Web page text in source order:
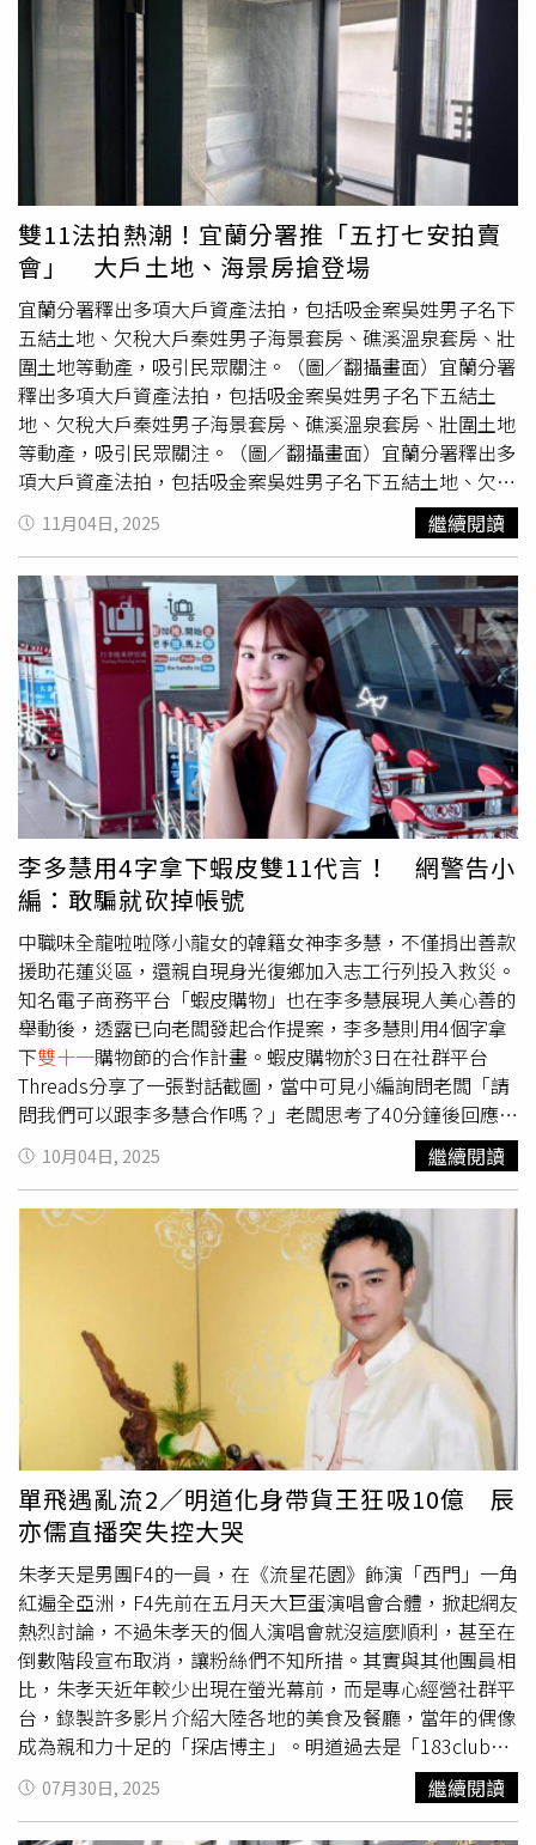
冬季味蕾搶先登機，抵達熱帶海島，開罐度假、不必請假。
當天氣陰鬱、派對聚會、就從手上的精品級氣泡飲開始，一
秒切換，將冷冽冬季轉換成熱帶度假模式。Maison Perrier
沛綠雅氣泡雞尾酒風味飲「鳳梨可樂達」，入口即知的法式
質感氣泡逸品，是秋冬派對裡的熱帶光芒，細緻氣泡綿密持
久，鳳梨酸甜佐以椰香尾韻，清新順口、繽紛暢快，堪稱年
末派對中成為最亮眼的社交節奏製造機，在各個歡聚時刻灑
下沙灘陽光，晶瑩氣泡撲上舌尖，無酒精、無負擔、超好
搭，與各式東方料理、西式餐點、甜點配搭無違和，為歲末
年終的節慶派對增添歡慶繽紛，為味蕾開闢隱世海岸食光。
「鳳梨可樂達」源自全世界最受歡迎的調酒之一，首波上市
即在全球掀起一波搶購熱潮，椰子與鳳梨與氣泡交織的熱帶
風味，入口輕盈不膩。（圖片提供／Maison Perrier沛綠
雅）為慶祝Maison Perrier「鳳梨可樂達」在台全新上市，
沛綠雅ilovewater 官網搶先開賣！限時推出「8 瓶體驗組」
搭配限定 雙十一官網折扣碼優惠，搶先體驗輕鬆入手，其他
實體、線上通路陸續上架販售Maison Perrier「鳳梨可樂
達」建議售價NT69元(250ml)，即日起於沛綠雅ilovewater
官方購物網，販售24瓶箱入組及8瓶體驗組，十一月中旬起
將於各大百貨超市以及線上通路：ＭＯＭＯ、PChome上架
販售。Maison Perrier 承襲法國百年氣泡水工藝，經典豐沛
氣泡口感與優雅品牌形象，致力於將優雅與創新注入日常飲
品中，從法國巴黎到你的手中，氣泡之間流動的是法式靈魂
及時尚態度，全新「鳳梨可樂達」不僅還原重現世界經典調
飲「Piña Colada」鳳梨可樂達的熱帶風味，更以輕盈低
卡、無酒精的形式，讓每一口都帶來放鬆與歡愉，將熱帶陽
光氣息封在絢麗氣泡中。持續為全球消費者打造兼具精緻與
創新的氣泡飲品體驗，在繁忙快節奏的城市之間，打開一瓶
Maison Perrier鳳梨可樂達，充滿放鬆歡愉的能量，讓生活
多一點閃耀，優雅也可以很有態度。
雙11法拍熱潮！宜蘭分署推「五打七安拍賣
會」 大戶土地、海景房搶登場
宜蘭分署釋出多項大戶資產法拍，包括吸金案吳姓男子名下
五結土地、欠稅大戶秦姓男子海景套房、礁溪溫泉套房、壯
圍土地等動產，吸引民眾關注。（圖／翻攝畫面）宜蘭分署
釋出多項大戶資產法拍，包括吸金案吳姓男子名下五結土
地、欠稅大戶秦姓男子海景套房、礁溪溫泉套房、壯圍土地
等動產，吸引民眾關注。（圖／翻攝畫面）宜蘭分署釋出多
項大戶資產法拍，包括吸金案吳姓男子名下五結土地、欠稅
大戶秦姓男子海景套房、礁溪溫泉套房、壯圍土地等動產，
吸引民眾關注。（圖／翻攝畫面）雙11購物節不只網購優惠
熱，連法拍市場也跟著搶攻話題！法務部行政執行署宜蘭分
署將於11日上午11時，在宜蘭市中山路二段261號舉辦「雙
十一 五打七安拍賣會」，釋出多項大戶資產，包括吸金案吳
姓男子名下五結土地、欠稅大戶秦姓男子海景套房、礁溪溫
泉套房、壯圍土地等動產，吸引民眾關注。宜蘭分署表示，
此次拍賣為貫徹行政院「五打七安」政策，強化執行「黑、
金、槍、毒、詐」及「治安、食安、道安、工安、校安、居
安、資安」等案件，展現落實執行決心。其中最受矚目的，
是位於礁溪市區、鄰近火車站與轉運站德陽村信義路上社區
的溫泉套房兩戶，欠繳房屋稅與勞健保費的邱姓屋主，將以
底價1009萬元合併拍賣，建物約23.45坪，平均每坪約43萬
元，套房無人使用、拍定即可入住。行銀目項股份有限公司
（原貽信開發建設）負責人吳男，因高利吸金不法獲利逾億
元遭判沒收，其名下五結新甲段9筆土地將以底價1700萬零
1元首拍。另吸金136億元的「鼎立集團」負責人秦男，欠
繳房屋稅191萬餘元，名下五結某觀海渡假村兩戶海景套房
將分別以205萬元與170萬元首拍，每坪約24萬、23萬元。
此外，因酒駕罰鍰14萬餘元未繳的林男，其名下壯圍鄉復興
段5筆土地將進行第二次拍賣；欠繳勞健保的何男、交通罰
款的李男，各1輛轎車也被列入拍賣案件。宜蘭分署當日也
將同步舉辦「法拍宜點靈」免費法拍教學暨反詐宣導活動，
民眾可上分署臉書或官網報名參加。現場不動產投標自上午
10時30分起受理、11時截止；通訊投標者須於拍賣日前一
日寄達宜蘭分署專用郵政信箱。詳細拍賣資訊可上宜蘭分署
官網（http：／／www.ily.moj.gov.tw）或法務部拍賣公告
系統（https：／／www.tpkonsale.moj.gov.tw）查詢。
11月04日, 2025 繼續閱讀
李多慧用4字拿下蝦皮雙11代言！ 網警告小
編：敢騙就砍掉帳號
中職味全龍啦啦隊小龍女的韓籍女神李多慧，不僅捐出善款
援助花蓮災區，還親自現身光復鄉加入志工行列投入救災。
知名電子商務平台「蝦皮購物」也在李多慧展現人美心善的
舉動後，透露已向老闆發起合作提案，李多慧則用4個字拿
下雙十一購物節的合作計畫。蝦皮購物於3日在社群平台
Threads分享了一張對話截圖，當中可見小編詢問老闆「請
問我們可以跟李多慧合作嗎？」老闆思考了40分鐘後回應：
「你去發脆啊，李多慧回你，我們雙11就找她！」於是小編
果斷在Threads上發文並寫道「命運交給李多慧了」。沒想
到僅過一小時，李多慧親自現身回應：「你是真假？」小編
激動回應「啊！！！！我是真」，並迅速告知老闆，對方也
批准此項計畫，讓小編直呼「信老闆還是信秦始皇，這次我
信老闆」。這篇貼文迅速在網路上掀起熱議，至今已突破
326萬次瀏覽。網友紛紛留言支持小編，甚至警告蝦皮不准
只是為了蹭流量，「要說到做到喔，欺騙多慧我們就發起刪
除蝦皮帳號運動 」、「不能騙多慧，不然抵制加一」、
「蝦皮如果只是蹭流量，我以後只用momo」、「沒請我就
把購物車的東西移到露天拍賣」、「他騙妳我們雙11就去
PC home」、「蝦皮你要是敢放多慧鴿子，我就停止使用你
們APP，並且砍掉帳號」、「多慧印證了『活該代言接不
完』」。另有人坦言「這應該是鋪梗的前置行銷宣傳，大檔
期的活動不太可能這麼晚還沒確認」，小編對此點讚，許多
網友也回應「行銷人認為能飄出去也是很謝天謝地了」、
「沒關係，我們就吃這一套宣傳手法」。蝦皮發文邀請李多
慧代言。（圖／翻攝自Threads@shopee_tw）
10月04日, 2025 繼續閱讀
單飛遇亂流2／明道化身帶貨王狂吸10億 辰
亦儒直播突失控大哭
朱孝天是男團F4的一員，在《流星花園》飾演「西門」一角
紅遍全亞洲，F4先前在五月天大巨蛋演唱會合體，掀起網友
熱烈討論，不過朱孝天的個人演唱會就沒這麼順利，甚至在
倒數階段宣布取消，讓粉絲們不知所措。其實與其他團員相
比，朱孝天近年較少出現在螢光幕前，而是專心經營社群平
台，錄製許多影片介紹大陸各地的美食及餐廳，當年的偶像
成為親和力十足的「探店博主」。明道過去是「183club」
的成員，並演出超夯偶像劇《王子變青蛙》，被稱為「霸總
始祖」，之後他將事業重心移往大陸，更嘗試直播帶貨，曾
07月30日, 2025 繼續閱讀